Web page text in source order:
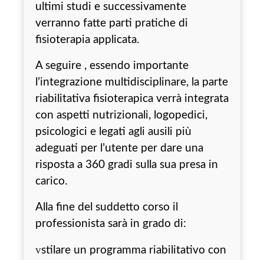
ultimi studi e successivamente
verranno fatte parti pratiche di
fisioterapia applicata.
A seguire , essendo importante
l’integrazione multidisciplinare, la parte
riabilitativa fisioterapica verrà integrata
con aspetti nutrizionali, logopedici,
psicologici e legati agli ausili più
adeguati per l’utente per dare una
risposta a 360 gradi sulla sua presa in
carico.
Alla fine del suddetto corso il
professionista sarà in grado di:
vstilare un programma riabilitativo con